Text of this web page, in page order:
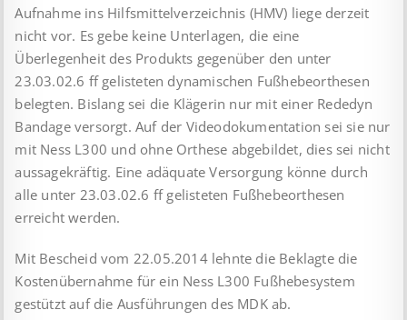
Aufnahme ins Hilfsmittelverzeichnis (HMV) liege derzeit
nicht vor. Es gebe keine Unterlagen, die eine
Überlegenheit des Produkts gegenüber den unter
23.03.02.6 ff gelisteten dynamischen Fußhebeorthesen
belegten. Bislang sei die Klägerin nur mit einer Rededyn
Bandage versorgt. Auf der Videodokumentation sei sie nur
mit Ness L300 und ohne Orthese abgebildet, dies sei nicht
aussagekräftig. Eine adäquate Versorgung könne durch
alle unter 23.03.02.6 ff gelisteten Fußhebeorthesen
erreicht werden.
Mit Bescheid vom 22.05.2014 lehnte die Beklagte die
Kostenübernahme für ein Ness L300 Fußhebesystem
gestützt auf die Ausführungen des MDK ab.